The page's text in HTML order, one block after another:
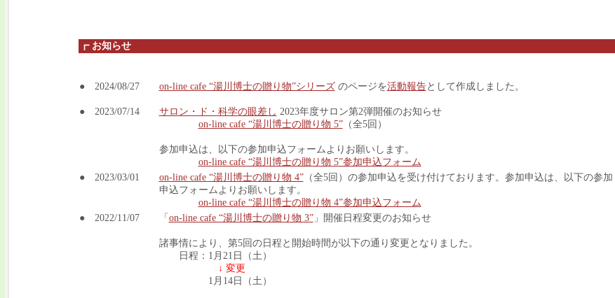
┏ お知らせ
● 2024/08/27 on-line cafe “湯川博士の贈り物”シリーズのページを活動報告として作成しました。
● 2023/07/14 サロン・ド・科学の眼差し 2023年度サロン第2弾開催のお知らせ
on-line cafe “湯川博士の贈り物 5”（全5回）
参加申込は、以下の参加申込フォームよりお願いします。
on-line cafe “湯川博士の贈り物 5”参加申込フォーム
● 2023/03/01
on-line cafe “湯川博士の贈り物 4”（全5回）の参加申込を受け付けております。参加申込は、以下の参加
申込フォームよりお願いします。
on-line cafe “湯川博士の贈り物 4”参加申込フォーム
● 2022/11/07
「 on-line cafe “湯川博士の贈り物 3”」開催日程変更のお知らせ
諸事情により、第5回の日程と開始時間が以下の通り変更となりました。
日程：1月21日（土）
↓ 変更
1月14日（土）